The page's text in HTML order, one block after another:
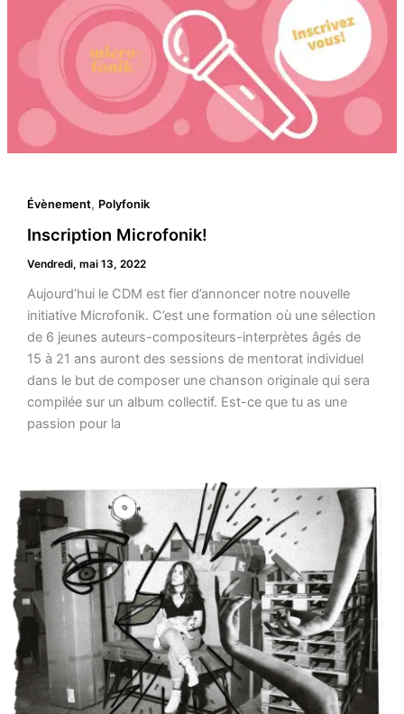
Évènement, Polyfonik
Inscription Microfonik!
Vendredi, mai 13, 2022
Aujourd’hui le CDM est fier d’annoncer notre nouvelle
initiative Microfonik. C’est une formation où une sélection
de 6 jeunes auteurs-compositeurs-interprètes âgés de
15 à 21 ans auront des sessions de mentorat individuel
dans le but de composer une chanson originale qui sera
compilée sur un album collectif. Est-ce que tu as une
passion pour la